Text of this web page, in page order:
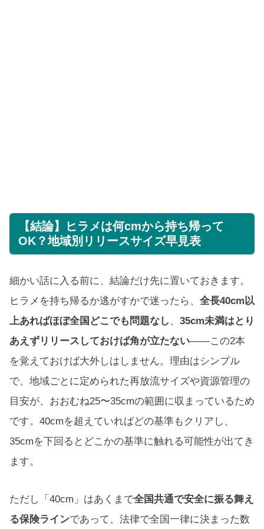
【結論】ヒラメは何cmから持ち帰って
OK？地域別リリースサイズ早見表
細かい話に入る前に、結論だけ先に置いておきます。
ヒラメを持ち帰るか逃がすかで迷ったら、 全長40cm以
上あればほぼ全国どこでも問題なし 、 35cm未満はとり
あえずリリースしておけば角が立たない——この2本
を覚えておけば大外しはしません。理由はシンプル
で、地域ごとに定められた再放流サイズや資源管理の
目安が、おおむね25〜35cmの範囲に収まっているため
です。40cmを超えていればどの基準もクリアし、
35cmを下回るとどこかの基準に触れる可能性が出てき
ます。
ただし「40cm」はあくまで全国共通で安全に振る舞え
る保険ラインであって、法律で全国一律に決まった数